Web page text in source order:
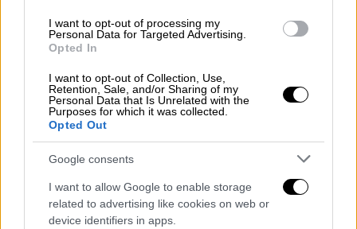
I want to opt-out of processing my
Personal Data for Targeted Advertising.
Opted In
I want to opt-out of Collection, Use,
Retention, Sale, and/or Sharing of my
Personal Data that Is Unrelated with the
Purposes for which it was collected.
Opted Out
Google consents
I want to allow Google to enable storage
related to advertising like cookies on web or
device identifiers in apps.
κλεισίματος. Έχουμε τέτοιου είδους
πληροφορίες. Από κάθε άποψη, από όποια
δηλώσεις και οι ενέργειες κλεισίματος είναι
σκόπιμες.
Έχουμε προβεί στις απαραίτητες
προειδοποιήσεις
. Από εδώ και στο εξής, αν
καταφεύγουν σε τέτοιες μεθόδους χωρίς να
μοιράζονται συγκεκριμένες πληροφορίες και